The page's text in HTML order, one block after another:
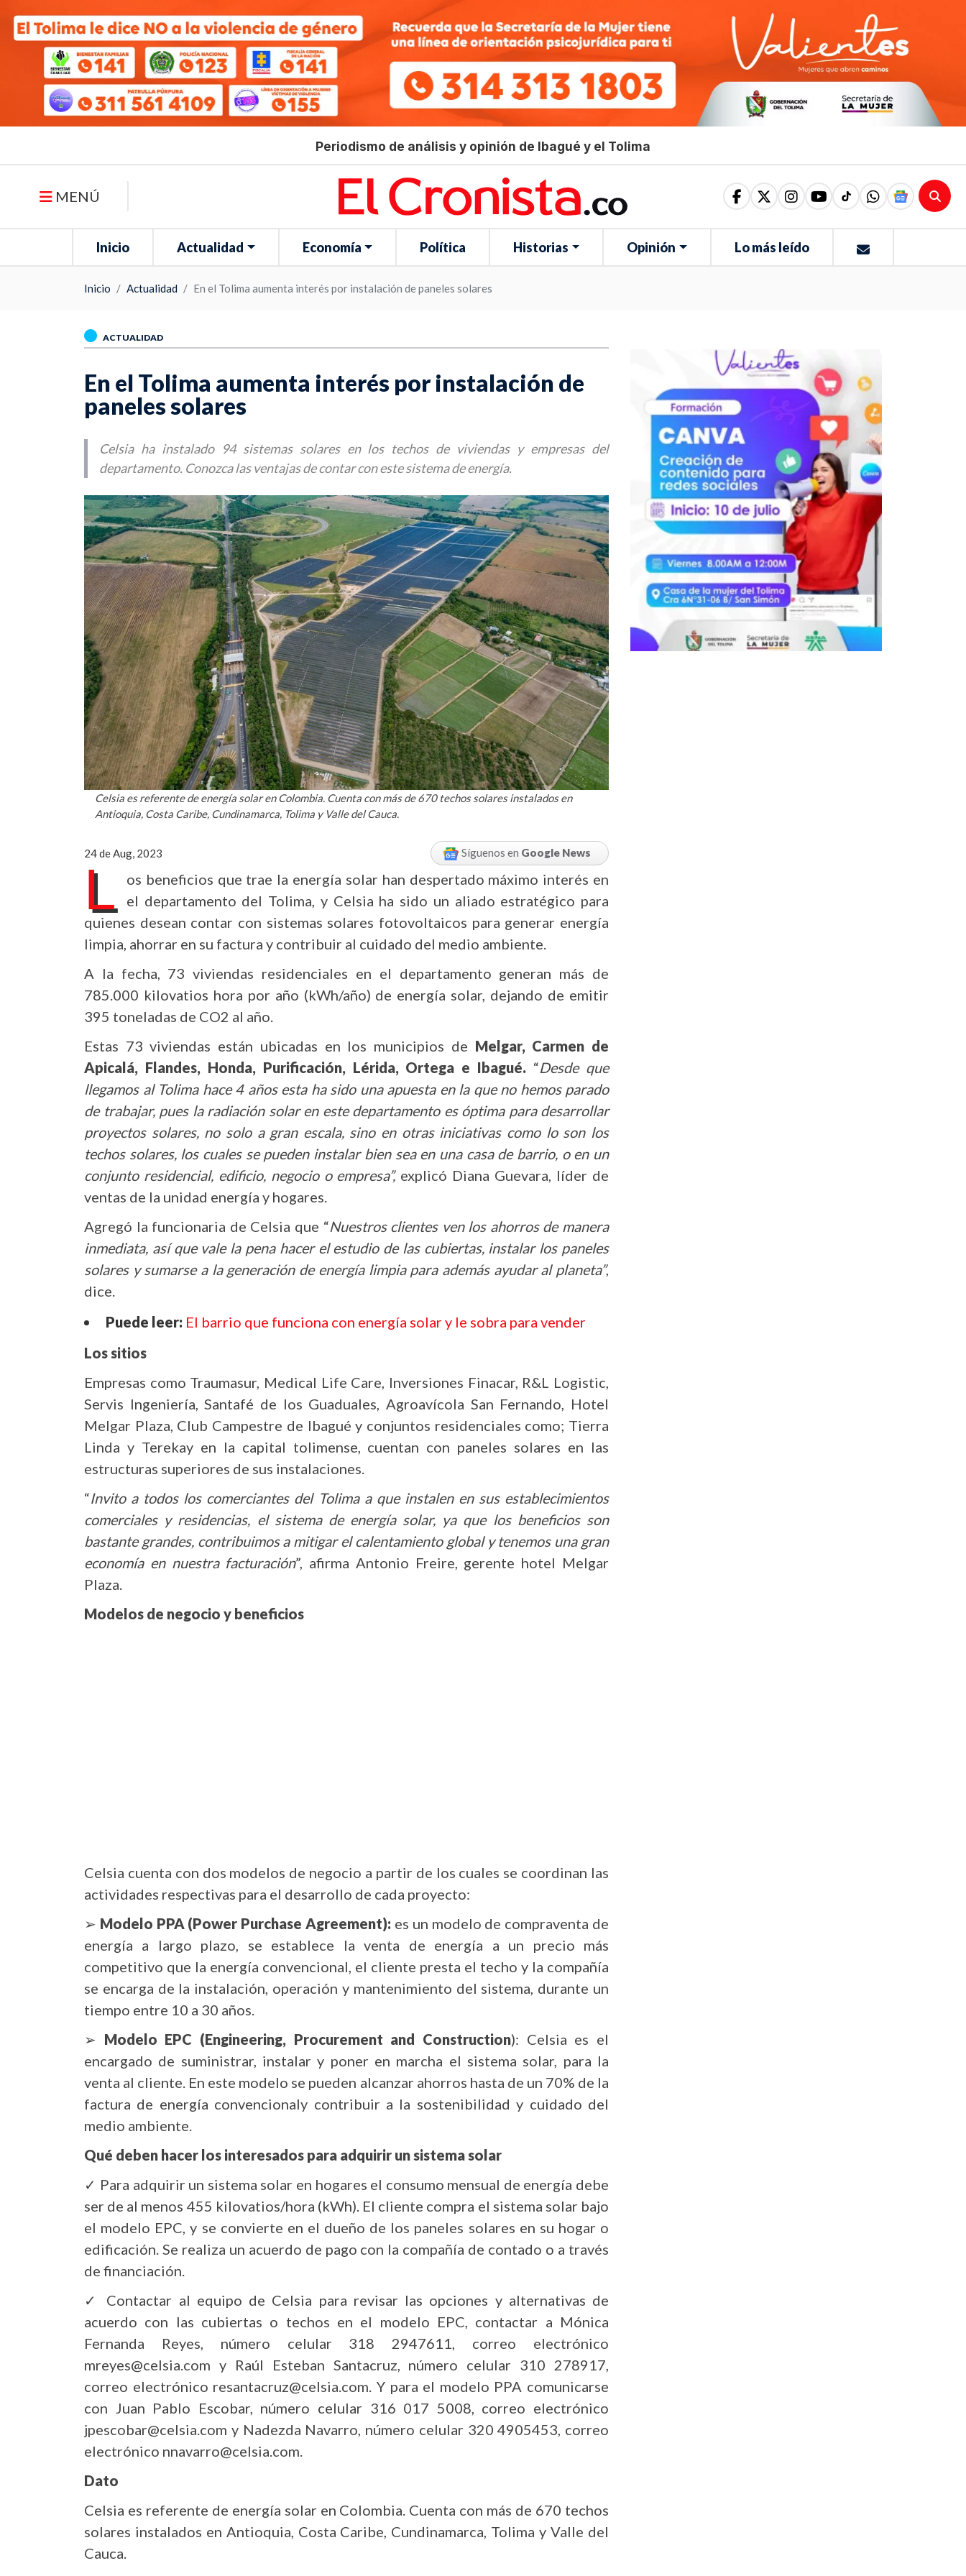
Periodismo de análisis y opinión de Ibagué y el Tolima
MENÚ
Inicio Actualidad Economía Política Historias Opinión Lo más leído
Inicio Actualidad En el Tolima aumenta interés por instalación de paneles solares
ACTUALIDAD
En el Tolima aumenta interés por instalación de
paneles solares
Celsia ha instalado 94 sistemas solares en los techos de viviendas y empresas del
departamento. Conozca las ventajas de contar con este sistema de energía.
Celsia es referente de energía solar en Colombia. Cuenta con más de 670 techos solares instalados en
Antioquia, Costa Caribe, Cundinamarca, Tolima y Valle del Cauca.
24 de Aug, 2023 Síguenos en Google News
L
os beneficios que trae la energía solar han despertado máximo interés en
el departamento del Tolima, y Celsia ha sido un aliado estratégico para
quienes desean contar con sistemas solares fotovoltaicos para generar energía
limpia, ahorrar en su factura y contribuir al cuidado del medio ambiente.
A la fecha, 73 viviendas residenciales en el departamento generan más de
785.000 kilovatios hora por año (kWh/año) de energía solar, dejando de emitir
395 toneladas de CO2 al año.
Estas 73 viviendas están ubicadas en los municipios de Melgar, Carmen de
Apicalá, Flandes, Honda, Purificación, Lérida, Ortega e Ibagué. “Desde que
llegamos al Tolima hace 4 años esta ha sido una apuesta en la que no hemos parado
de trabajar, pues la radiación solar en este departamento es óptima para desarrollar
proyectos solares, no solo a gran escala, sino en otras iniciativas como lo son los
techos solares, los cuales se pueden instalar bien sea en una casa de barrio, o en un
conjunto residencial, edificio, negocio o empresa”,explicó Diana Guevara, líder de
ventas de la unidad energía y hogares.
Agregó la funcionaria de Celsia que “Nuestros clientes ven los ahorros de manera
inmediata, así que vale la pena hacer el estudio de las cubiertas, instalar los paneles
solares y sumarse a la generación de energía limpia para además ayudar al planeta”,
dice.
Puede leer: El barrio que funciona con energía solar y le sobra para vender
Los sitios
Empresas como Traumasur, Medical Life Care, Inversiones Finacar, R&L Logistic,
Servis Ingeniería, Santafé de los Guaduales, Agroavícola San Fernando, Hotel
Melgar Plaza, Club Campestre de Ibagué y conjuntos residenciales como; Tierra
Linda y Terekay en la capital tolimense, cuentan con paneles solares en las
estructuras superiores de sus instalaciones.
“Invito a todos los comerciantes del Tolima a que instalen en sus establecimientos
comerciales y residencias, el sistema de energía solar, ya que los beneficios son
bastante grandes, contribuimos a mitigar el calentamiento global y tenemos una gran
economía en nuestra facturación”, afirma Antonio Freire, gerente hotel Melgar
Plaza.
Modelos de negocio y beneficios
Celsia cuenta con dos modelos de negocio a partir de los cuales se coordinan las
actividades respectivas para el desarrollo de cada proyecto:
➢ Modelo PPA (Power Purchase Agreement): es un modelo de compraventa de
energía a largo plazo, se establece la venta de energía a un precio más
competitivo que la energía convencional, el cliente presta el techo y la compañía
se encarga de la instalación, operación y mantenimiento del sistema, durante un
tiempo entre 10 a 30 años.
➢ Modelo EPC (Engineering, Procurement and Construction): Celsia es el
encargado de suministrar, instalar y poner en marcha el sistema solar, para la
venta al cliente. En este modelo se pueden alcanzar ahorros hasta de un 70% de la
factura de energía convencionaly contribuir a la sostenibilidad y cuidado del
medio ambiente.
Qué deben hacer los interesados para adquirir un sistema solar
✓ Para adquirir un sistema solar en hogares el consumo mensual de energía debe
ser de al menos 455 kilovatios/hora (kWh). El cliente compra el sistema solar bajo
el modelo EPC, y se convierte en el dueño de los paneles solares en su hogar o
edificación. Se realiza un acuerdo de pago con la compañía de contado o a través
de financiación.
✓ Contactar al equipo de Celsia para revisar las opciones y alternativas de
acuerdo con las cubiertas o techos en el modelo EPC, contactar a Mónica
Fernanda Reyes, número celular 318 2947611, correo electrónico
mreyes@celsia.com y Raúl Esteban Santacruz, número celular 310 278917,
correo electrónico resantacruz@celsia.com. Y para el modelo PPA comunicarse
con Juan Pablo Escobar, número celular 316 017 5008, correo electrónico
jpescobar@celsia.com y Nadezda Navarro, número celular 320 4905453, correo
electrónico nnavarro@celsia.com.
Dato
Celsia es referente de energía solar en Colombia. Cuenta con más de 670 techos
solares instalados en Antioquia, Costa Caribe, Cundinamarca, Tolima y Valle del
Cauca.